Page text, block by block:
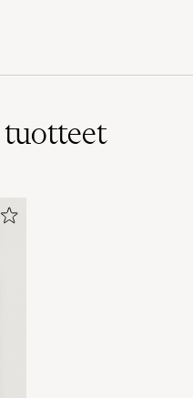
tuotteet